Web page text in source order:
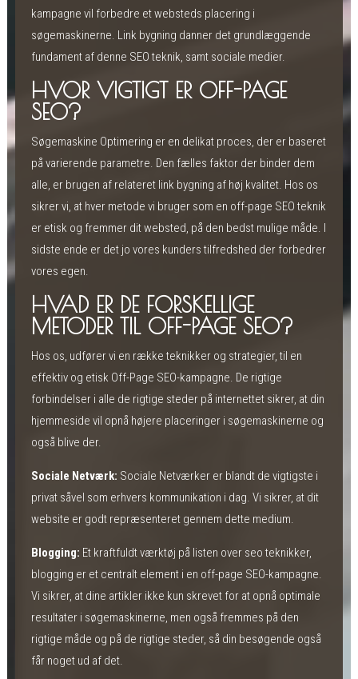
kampagne vil forbedre et websteds placering i
søgemaskinerne. Link bygning danner det grundlæggende
fundament af denne SEO teknik, samt sociale medier.
HVOR VIGTIGT ER OFF-PAGE
SEO?
Søgemaskine Optimering er en delikat proces, der er baseret
på varierende parametre. Den fælles faktor der binder dem
alle, er brugen af relateret link bygning af høj kvalitet. Hos os
sikrer vi, at hver metode vi bruger som en off-page SEO teknik
er etisk og fremmer dit websted, på den bedst mulige måde. I
sidste ende er det jo vores kunders tilfredshed der forbedrer
vores egen.
HVAD ER DE FORSKELLIGE
METODER TIL OFF-PAGE SEO?
Hos os, udfører vi en række teknikker og strategier, til en
effektiv og etisk Off-Page SEO-kampagne. De rigtige
forbindelser i alle de rigtige steder på internettet sikrer, at din
hjemmeside vil opnå højere placeringer i søgemaskinerne og
også blive der.
Sociale Netværk: Sociale Netværker er blandt de vigtigste i
privat såvel som erhvers kommunikation i dag. Vi sikrer, at dit
website er godt repræsenteret gennem dette medium.
Blogging: Et kraftfuldt værktøj på listen over seo teknikker,
blogging er et centralt element i en off-page SEO-kampagne.
Vi sikrer, at dine artikler ikke kun skrevet for at opnå optimale
resultater i søgemaskinerne, men også fremmes på den
rigtige måde og på de rigtige steder, så din besøgende også
får noget ud af det.